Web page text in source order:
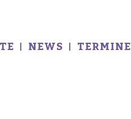
NEWS TERMINE